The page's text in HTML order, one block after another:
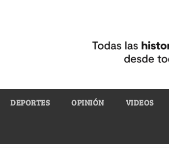
DEPORTES OPINIÓN VIDEOS